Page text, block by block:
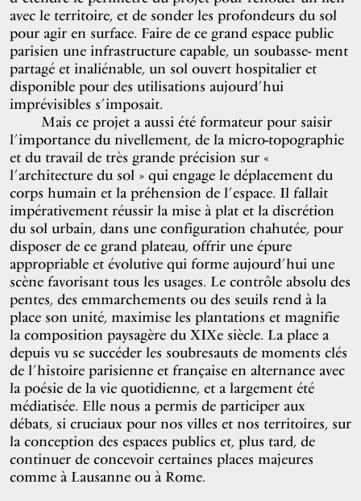
avec le territoire, et de sonder les profondeurs du sol
pour agir en surface. Faire de ce grand espace public
parisien une infrastructure capable, un soubasse- ment
partagé et inaliénable, un sol ouvert hospitalier et
disponible pour des utilisations aujourd’hui
imprévisibles s’imposait.
Mais ce projet a aussi été formateur pour saisir
l’importance du nivellement, de la micro-topographie
et du travail de très grande précision sur «
l’architecture du sol » qui engage le déplacement du
corps humain et la préhension de l’espace. Il fallait
impérativement réussir la mise à plat et la discrétion
du sol urbain, dans une configuration chahutée, pour
disposer de ce grand plateau, offrir une épure
appropriable et évolutive qui forme aujourd’hui une
scène favorisant tous les usages. Le contrôle absolu des
pentes, des emmarchements ou des seuils rend à la
place son unité, maximise les plantations et magnifie
la composition paysagère du XIXe siècle. La place a
depuis vu se succéder les soubresauts de moments clés
de l’histoire parisienne et française en alternance avec
la poésie de la vie quotidienne, et a largement été
médiatisée. Elle nous a permis de participer aux
débats, si cruciaux pour nos villes et nos territoires, sur
la conception des espaces publics et, plus tard, de
continuer de concevoir certaines places majeures
comme à Lausanne ou à Rome.